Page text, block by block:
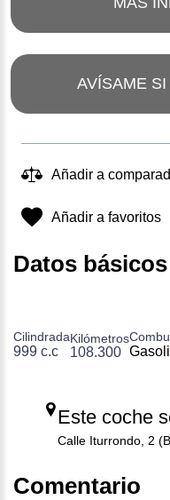
AVÍSAME
Añadir a
Añadir a favoritos
Datos
Cilindrada
999 c.c
Kilómetros
108.300
Este coche
Calle Iturrondo, 2
Comentario